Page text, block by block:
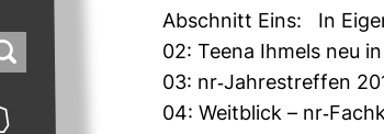
Abschnitt Eins: In
02: Teena Ihmels neu
03: nr-​Jah­res­treffen
04: Weit­blick – nr-​